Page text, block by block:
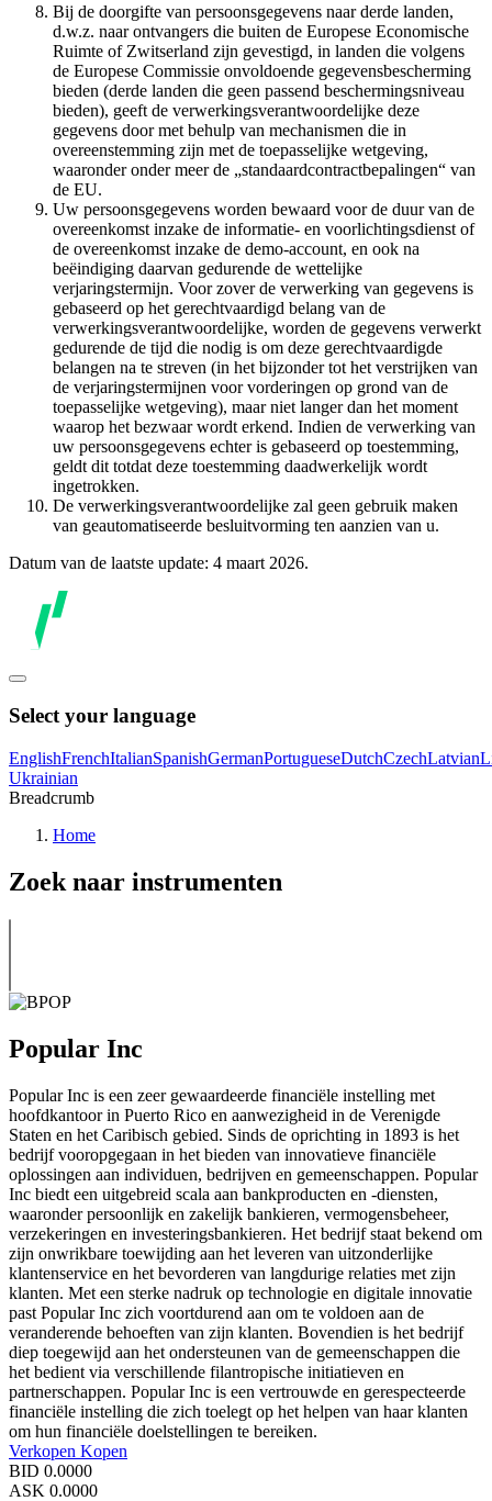
Bij de doorgifte van persoonsgegevens naar derde landen,
d.w.z. naar ontvangers die buiten de Europese Economische
Ruimte of Zwitserland zijn gevestigd, in landen die volgens
de Europese Commissie onvoldoende gegevensbescherming
bieden (derde landen die geen passend beschermingsniveau
bieden), geeft de verwerkingsverantwoordelijke deze
gegevens door met behulp van mechanismen die in
overeenstemming zijn met de toepasselijke wetgeving,
waaronder onder meer de „standaardcontractbepalingen“ van
de EU.
Uw persoonsgegevens worden bewaard voor de duur van de
overeenkomst inzake de informatie- en voorlichtingsdienst of
de overeenkomst inzake de demo-account, en ook na
beëindiging daarvan gedurende de wettelijke
verjaringstermijn. Voor zover de verwerking van gegevens is
gebaseerd op het gerechtvaardigd belang van de
verwerkingsverantwoordelijke, worden de gegevens verwerkt
gedurende de tijd die nodig is om deze gerechtvaardigde
belangen na te streven (in het bijzonder tot het verstrijken van
de verjaringstermijnen voor vorderingen op grond van de
toepasselijke wetgeving), maar niet langer dan het moment
waarop het bezwaar wordt erkend. Indien de verwerking van
uw persoonsgegevens echter is gebaseerd op toestemming,
geldt dit totdat deze toestemming daadwerkelijk wordt
ingetrokken.
De verwerkingsverantwoordelijke zal geen gebruik maken
van geautomatiseerde besluitvorming ten aanzien van u.
Datum van de laatste update: 4 maart 2026.
Select your language
EnglishFrenchItalianSpanishGermanPortugueseDutchCzechLatvian
Ukrainian
Breadcrumb
Home
Zoek naar instrumenten
Popular Inc
Popular Inc is een zeer gewaardeerde financiële instelling met
hoofdkantoor in Puerto Rico en aanwezigheid in de Verenigde
Staten en het Caribisch gebied. Sinds de oprichting in 1893 is het
bedrijf vooropgegaan in het bieden van innovatieve financiële
oplossingen aan individuen, bedrijven en gemeenschappen. Popular
Inc biedt een uitgebreid scala aan bankproducten en -diensten,
waaronder persoonlijk en zakelijk bankieren, vermogensbeheer,
verzekeringen en investeringsbankieren. Het bedrijf staat bekend om
zijn onwrikbare toewijding aan het leveren van uitzonderlijke
klantenservice en het bevorderen van langdurige relaties met zijn
klanten. Met een sterke nadruk op technologie en digitale innovatie
past Popular Inc zich voortdurend aan om te voldoen aan de
veranderende behoeften van zijn klanten. Bovendien is het bedrijf
diep toegewijd aan het ondersteunen van de gemeenschappen die
het bedient via verschillende filantropische initiatieven en
partnerschappen. Popular Inc is een vertrouwde en gerespecteerde
financiële instelling die zich toelegt op het helpen van haar klanten
om hun financiële doelstellingen te bereiken.
Verkopen Kopen
BID 0.0000
ASK 0.0000